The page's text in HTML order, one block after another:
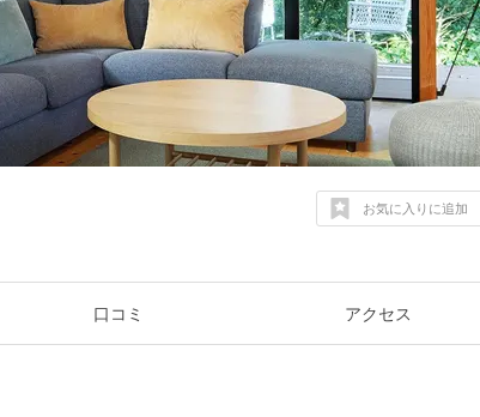
お気に入りに追加
口コミ アクセス